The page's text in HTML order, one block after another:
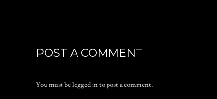
POST A COMMENT
You must belogged into post a comment.